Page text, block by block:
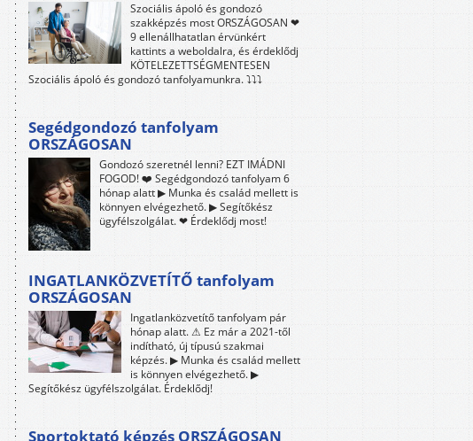
Szociális ápoló és gondozó
szakképzés most ORSZÁGOSAN ❤
9 ellenállhatatlan érvünkért
kattints a weboldalra, és érdeklődj
KÖTELEZETTSÉGMENTESEN
Szociális ápoló és gondozó tanfolyamunkra. ⤵⤵⤵
Segédgondozó tanfolyam
ORSZÁGOSAN
Gondozó szeretnél lenni? EZT IMÁDNI
FOGOD! ❤️ Segédgondozó tanfolyam 6
hónap alatt ▶ Munka és család mellett is
könnyen elvégezhető. ▶ Segítőkész
ügyfélszolgálat. ❤ Érdeklődj most!
INGATLANKÖZVETÍTŐ tanfolyam
ORSZÁGOSAN
Ingatlanközvetítő tanfolyam pár
hónap alatt. ⚠ Ez már a 2021-től
indítható, új típusú szakmai
képzés. ▶ Munka és család mellett
is könnyen elvégezhető. ▶
Segítőkész ügyfélszolgálat. Érdeklődj!
Sportoktató képzés ORSZÁGOSAN